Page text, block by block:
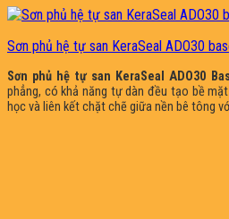
Sơn phủ hệ tự san KeraSeal ADO30
Sơn phủ hệ tự san KeraSeal ADO30
phẳng, có khả năng tự dàn đều tạo bề
học và liên kết chặt chẽ giữa nền bê tông